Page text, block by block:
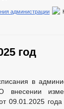
администрации
год
в
09.01.2025